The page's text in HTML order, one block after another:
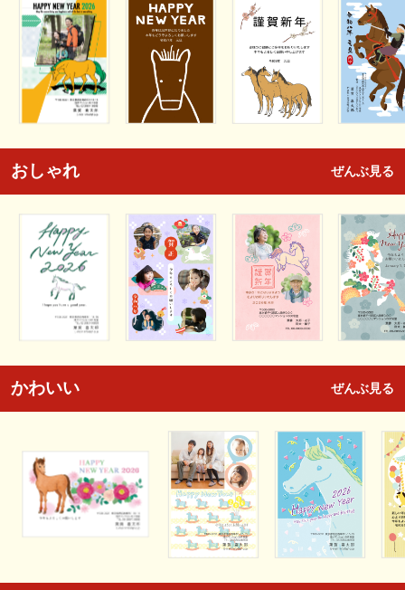
おしゃれ ぜんぶ見る
かわいい ぜんぶ見る